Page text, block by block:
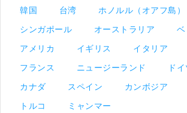
韓国 台湾 ホノルル（オアフ島）
シンガポール
オーストラリア
ベ
アメリカ
イギリス イタリア
フランス
ニュージーランド ド
カナダ
スペイン カンボジア
トルコ
ミャンマー